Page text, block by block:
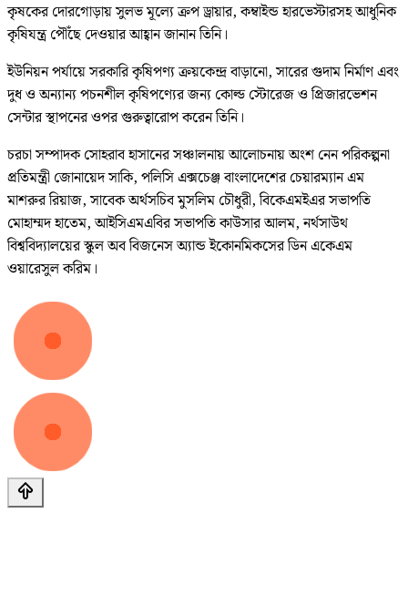
কৃষকের দোরগোড়ায় সুলভ মূল্যে ক্রপ ড্রায়ার, কম্বাইন্ড হারভেস্টারসহ আধুনিক
কৃষিযন্ত্র পৌঁছে দেওয়ার আহ্বান জানান তিনি।
ইউনিয়ন পর্যায়ে সরকারি কৃষিপণ্য ক্রয়কেন্দ্র বাড়ানো, সারের গুদাম নির্মাণ এবং
দুধ ও অন্যান্য পচনশীল কৃষিপণ্যের জন্য কোল্ড স্টোরেজ ও প্রিজারভেশন
সেন্টার স্থাপনের ওপর গুরুত্বারোপ করেন তিনি।
চরচা সম্পাদক সোহরাব হাসানের সঞ্চালনায় আলোচনায় অংশ নেন পরিকল্পনা
প্রতিমন্ত্রী জোনায়েদ সাকি, পলিসি এক্সচেঞ্জ বাংলাদেশের চেয়ারম্যান এম
মাশরুর রিয়াজ, সাবেক অর্থসচিব মুসলিম চৌধুরী, বিকেএমইএর সভাপতি
মোহাম্মদ হাতেম, আইসিএমএবির সভাপতি কাউসার আলম, নর্থসাউথ
বিশ্ববিদ্যালয়ের স্কুল অব বিজনেস অ্যান্ড ইকোনমিকসের ডিন একেএম
ওয়ারেসুল করিম।